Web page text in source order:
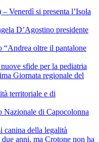
si presenta l’Isola
D’Agostino presidente
oltre il pantalone
sfide per la pediatria
Giornata regionale del
territoriale e di
di Capocolonna
canina della legalità
anni, ma Crotone non ha